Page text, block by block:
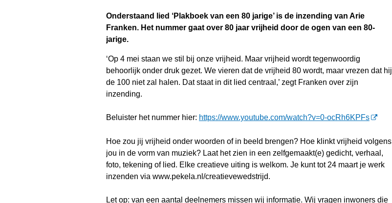
Onderstaand lied ‘Plakboek van een 80 jarige’ is de inzending van Arie
Franken. Het nummer gaat over 80 jaar vrijheid door de ogen van een 80-
jarige.
‘Op 4 mei staan we stil bij onze vrijheid. Maar vrijheid wordt tegenwoordig
behoorlijk onder druk gezet. We vieren dat de vrijheid 80 wordt, maar vrezen dat hij
de 100 niet zal halen. Dat staat in dit lied centraal,’ zegt Franken over zijn
inzending.
Beluister het nummer hier: https://www.youtube.com/watch?v=0-ocRh6KPFs
Hoe zou jij vrijheid onder woorden of in beeld brengen? Hoe klinkt vrijheid volgens
jou in de vorm van muziek? Laat het zien in een zelfgemaakt(e) gedicht, verhaal,
foto, tekening of lied. Elke creatieve uiting is welkom. Je kunt tot 24 maart je werk
inzenden via www.pekela.nl/creatievewedstrijd.
Let op: van een aantal deelnemers missen wij informatie. Wij vragen inwoners die